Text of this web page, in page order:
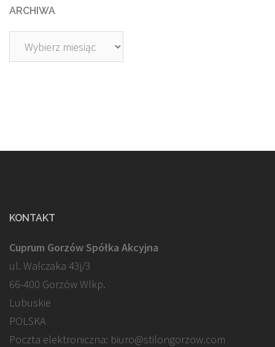
ARCHIWA
Archiwa
KONTAKT
Cuprum Gorzów Spółka Akcyjna
ul. Walczaka 43j/3
66-400 Gorzów Wlkp.
Lubuskie
POLSKA
Poczta elektroniczna: biuro@stilongorzow.com